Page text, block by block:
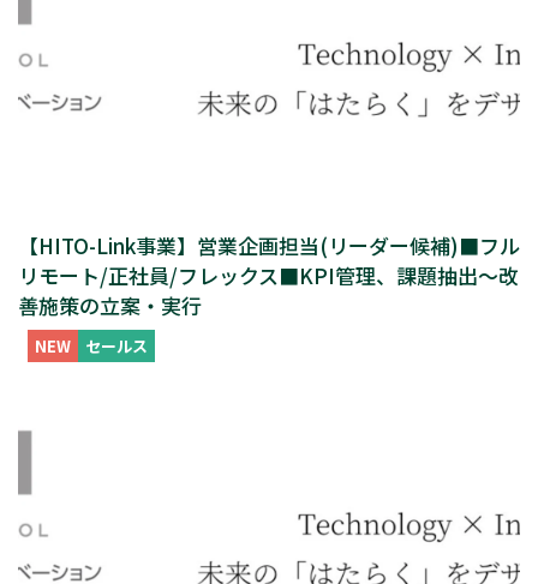
【HITO-Link事業】営業企画担当(リーダー候補)■フル
リモート/正社員/フレックス■KPI管理、課題抽出～改
善施策の立案・実行
NEW セールス